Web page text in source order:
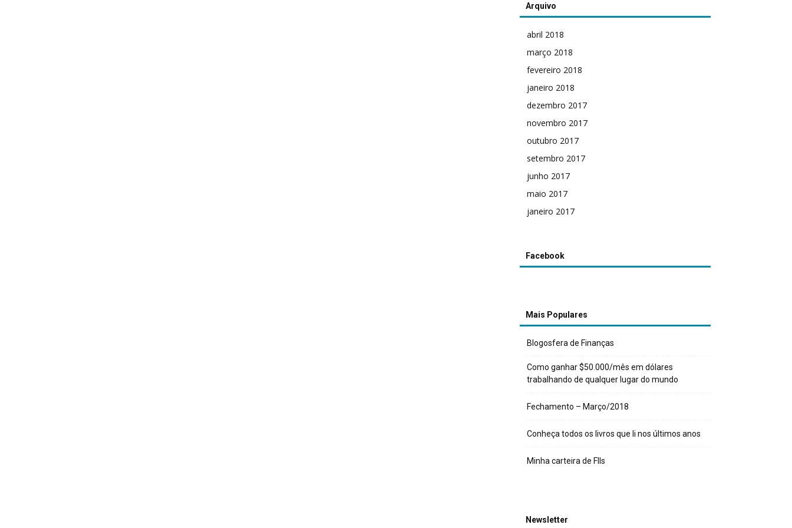
Arquivo
abril 2018
março 2018
fevereiro 2018
janeiro 2018
dezembro 2017
novembro 2017
outubro 2017
setembro 2017
junho 2017
maio 2017
janeiro 2017
Facebook
Mais Populares
Blogosfera de Finanças
Como ganhar $50.000/mês em dólares
trabalhando de qualquer lugar do mundo
Fechamento – Março/2018
Conheça todos os livros que li nos últimos anos
Minha carteira de FIIs
Newsletter